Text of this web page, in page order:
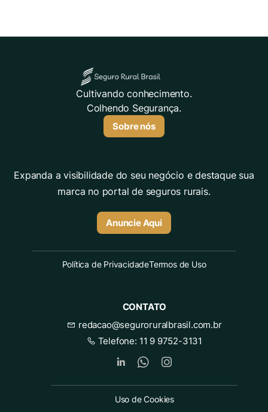
Cultivando conhecimento.
Colhendo Segurança.
Sobre nós
Expanda a visibilidade do seu negócio e destaque sua
marca no portal de seguros rurais.
Anuncie Aqui
Política de PrivacidadeTermos de Uso
CONTATO
redacao@seguroruralbrasil.com.br
Telefone: 11 9 9752-3131
Uso de Cookies